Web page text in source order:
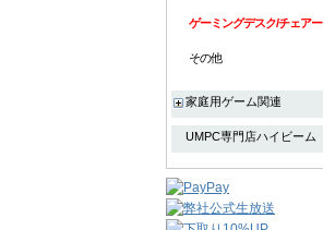
ゲーミングデスク/チェアー
その他
家庭用ゲーム関連
UMPC専門店ハイビーム